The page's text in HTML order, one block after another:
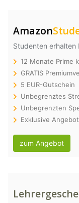
Amazon
Studenten erhalten
12 Monate Prime
GRATIS
5 EUR-Gutschein
Unbegrenztes
Unbegrenzten
Exklusive
zum Angebot